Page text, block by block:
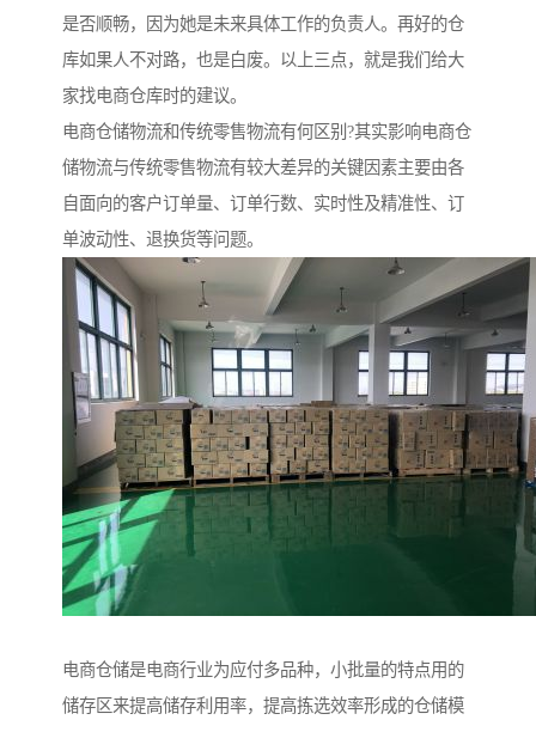
是否顺畅，因为她是未来具体工作的负责人。再好的仓
库如果人不对路，也是白废。以上三点，就是我们给大
家找电商仓库时的建议。
电商仓储物流和传统零售物流有何区别?其实影响电商仓
储物流与传统零售物流有较大差异的关键因素主要由各
自面向的客户订单量、订单行数、实时性及精准性、订
单波动性、退换货等问题。
电商仓储是电商行业为应付多品种，小批量的特点用的
储存区来提高储存利用率，提高拣选效率形成的仓储模